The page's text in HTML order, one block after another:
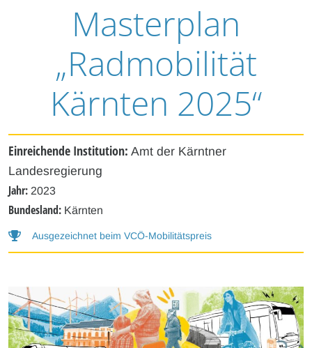
Masterplan
„Radmobilität
Kärnten 2025“
Einreichende Institution: Amt der Kärntner
Landesregierung
Jahr: 2023
Bundesland: Kärnten
Ausgezeichnet beim VCÖ-Mobilitätspreis